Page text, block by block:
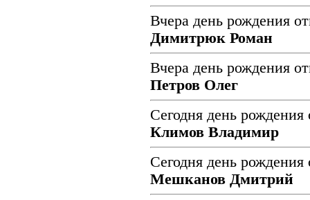
Вчера день рождения
Димитрюк Роман
Вчера день рождения
Петров Олег
Сегодня день рождения
Климов Владимир
Сегодня день рождения
Мешканов Дмитрий